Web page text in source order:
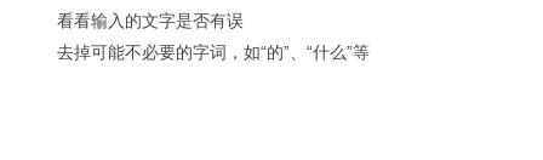
看看输入的文字是否有误
去掉可能不必要的字词，如“的”、“什么”等